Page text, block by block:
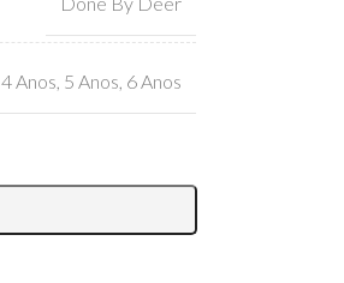
4 Anos 5 Anos 6 Anos